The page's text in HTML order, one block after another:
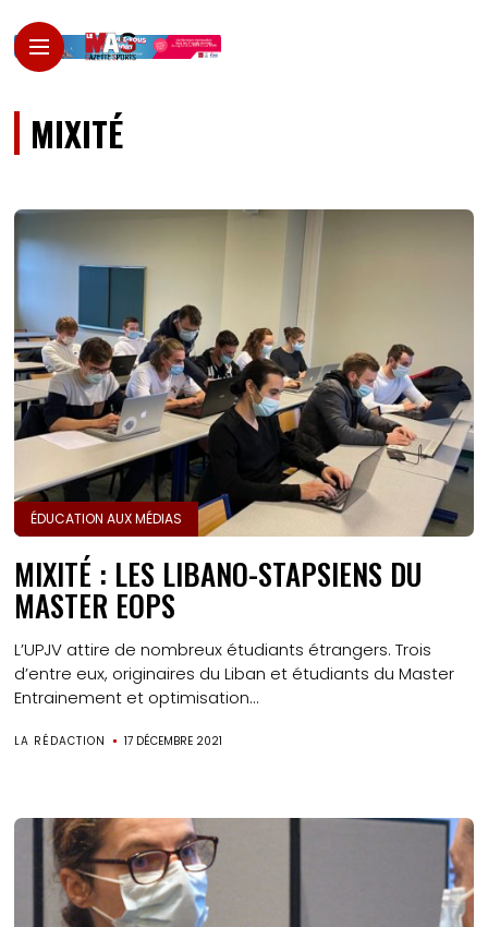
MIXITÉ
ÉDUCATION AUX MÉDIAS
MIXITÉ : LES LIBANO-STAPSIENS DU
MASTER EOPS
L’UPJV attire de nombreux étudiants étrangers. Trois
d’entre eux, originaires du Liban et étudiants du Master
Entrainement et optimisation...
LA RÉDACTION 17 DÉCEMBRE 2021